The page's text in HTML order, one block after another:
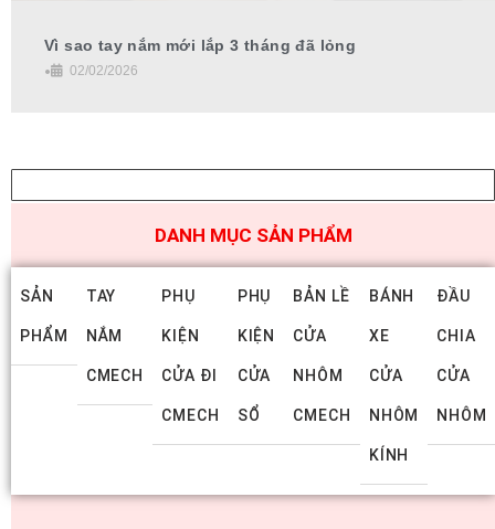
Vì sao tay nắm mới lắp 3 tháng đã lỏng
•
02/02/2026
DANH MỤC SẢN PHẨM
SẢN
PHẨM
TAY
NẮM
CMECH
PHỤ
KIỆN
CỬA ĐI
CMECH
PHỤ
KIỆN
CỬA
SỔ
BẢN LỀ
CỬA
NHÔM
CMECH
BÁNH
XE
CỬA
NHÔM
KÍNH
ĐẦU
CHIA
CỬA
NHÔM